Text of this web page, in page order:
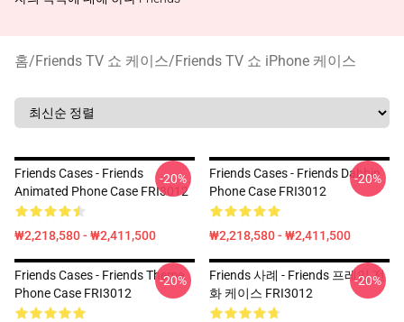
홈/Friends TV 쇼 케이스/Friends TV 쇼 iPhone 케이스
Friends Cases - Friends
Animated Phone Case FRI3012
₩2,218,580 - ₩2,411,500
-20%
Friends Cases - Friends Dabbin
Phone Case FRI3012
₩2,218,580 - ₩2,411,500
-20%
Friends Cases - Friends Theme
Phone Case FRI3012
-20%
Friends 사례 - Friends 프레임 전
화 케이스 FRI3012
-20%